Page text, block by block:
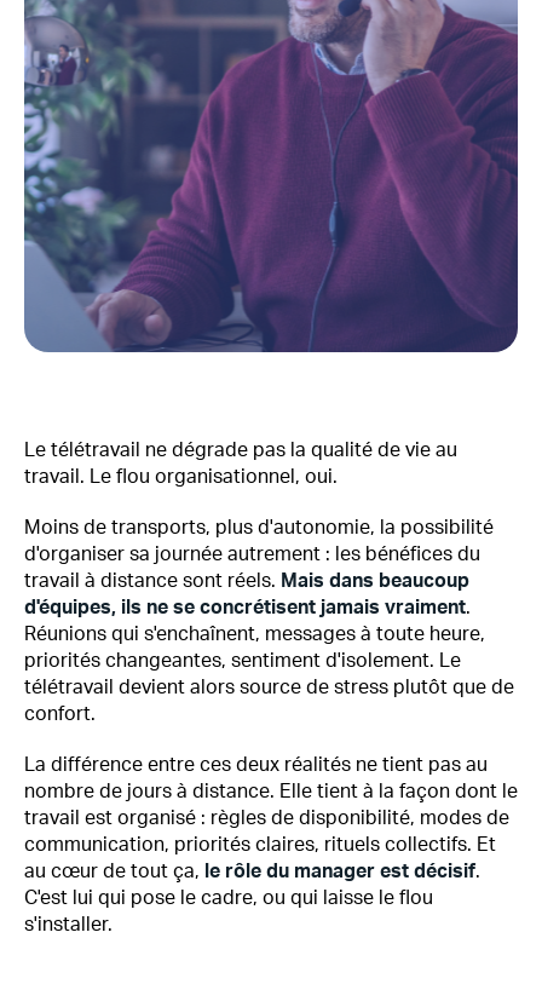
Le télétravail ne dégrade pas la qualité de vie au
travail. Le flou organisationnel, oui.
Moins de transports, plus d'autonomie, la possibilité
d'organiser sa journée autrement : les bénéfices du
travail à distance sont réels. Mais dans beaucoup
d'équipes, ils ne se concrétisent jamais vraiment.
Réunions qui s'enchaînent, messages à toute heure,
priorités changeantes, sentiment d'isolement. Le
télétravail devient alors source de stress plutôt que de
confort.
La différence entre ces deux réalités ne tient pas au
nombre de jours à distance. Elle tient à la façon dont le
travail est organisé : règles de disponibilité, modes de
communication, priorités claires, rituels collectifs. Et
au cœur de tout ça, le rôle du manager est décisif.
C'est lui qui pose le cadre, ou qui laisse le flou
s'installer.